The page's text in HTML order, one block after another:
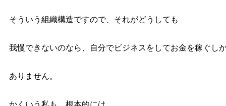
そういう組織構造ですので、それがどうしても
我慢できないのなら、自分でビジネスをしてお金を稼ぐし
ありません。
かくいう私も、根本的には